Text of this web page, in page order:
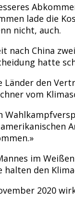
lade die
nicht, auch.
nach China
hatte
Länder den
vom
im
halten den
2020